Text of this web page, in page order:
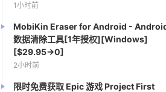
1小时前
MobiKin Eraser for Android -
数据清除工具[1年授权][Windows]
[$29.95→0]
2小时前
限时免费获取 Epic 游戏 Project First